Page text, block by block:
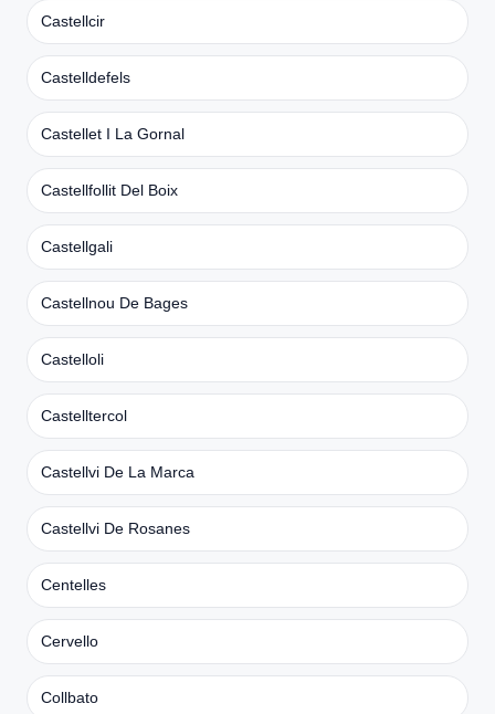
Castellcir
Castelldefels
Castellet I La Gornal
Castellfollit Del Boix
Castellgali
Castellnou De Bages
Castelloli
Castelltercol
Castellvi De La Marca
Castellvi De Rosanes
Centelles
Cervello
Collbato